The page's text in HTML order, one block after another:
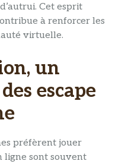
Cet esprit
à renforcer les
virtuelle.
un
escape
préfèrent jouer
ligne sont souvent